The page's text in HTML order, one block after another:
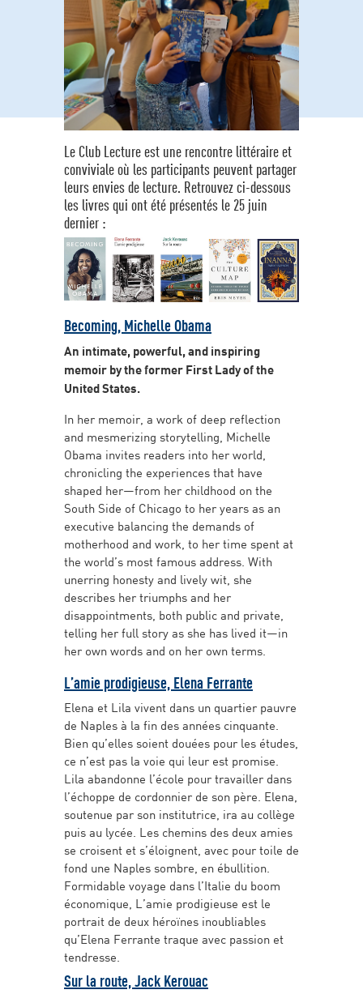
Le Club Lecture est une rencontre littéraire et
conviviale où les participants peuvent partager
leurs envies de lecture. Retrouvez ci-dessous
les livres qui ont été présentés le 25 juin
dernier :
Becoming, Michelle Obama
An intimate, powerful, and inspiring
memoir by the former First Lady of the
United States.
In her memoir, a work of deep reflection
and mesmerizing storytelling, Michelle
Obama invites readers into her world,
chronicling the experiences that have
shaped her—from her childhood on the
South Side of Chicago to her years as an
executive balancing the demands of
motherhood and work, to her time spent at
the world’s most famous address. With
unerring honesty and lively wit, she
describes her triumphs and her
disappointments, both public and private,
telling her full story as she has lived it—in
her own words and on her own terms.
L’amie prodigieuse, Elena Ferrante
Elena et Lila vivent dans un quartier pauvre
de Naples à la fin des années cinquante.
Bien qu’elles soient douées pour les études,
ce n’est pas la voie qui leur est promise.
Lila abandonne l’école pour travailler dans
l’échoppe de cordonnier de son père. Elena,
soutenue par son institutrice, ira au collège
puis au lycée. Les chemins des deux amies
se croisent et s’éloignent, avec pour toile de
fond une Naples sombre, en ébullition.
Formidable voyage dans l’Italie du boom
économique, L’amie prodigieuse est le
portrait de deux héroïnes inoubliables
qu’Elena Ferrante traque avec passion et
tendresse.
Sur la route, Jack Kerouac